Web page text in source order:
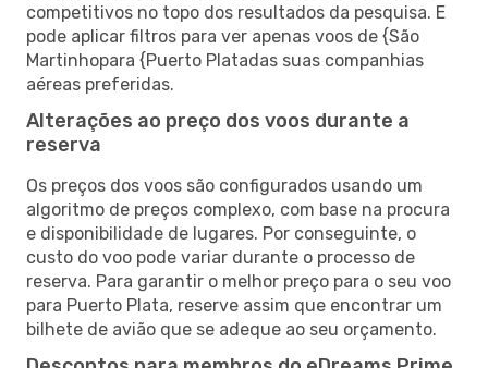
competitivos no topo dos resultados da pesquisa. E
pode aplicar filtros para ver apenas voos de {São
Martinhopara {Puerto Platadas suas companhias
aéreas preferidas.
Alterações ao preço dos voos durante a
reserva
Os preços dos voos são configurados usando um
algoritmo de preços complexo, com base na procura
e disponibilidade de lugares. Por conseguinte, o
custo do voo pode variar durante o processo de
reserva. Para garantir o melhor preço para o seu voo
para Puerto Plata, reserve assim que encontrar um
bilhete de avião que se adeque ao seu orçamento.